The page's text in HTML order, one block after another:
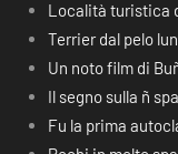
Località turistica
Terrier dal pelo
Un noto film di
Il segno sulla ñ
Fu la prima